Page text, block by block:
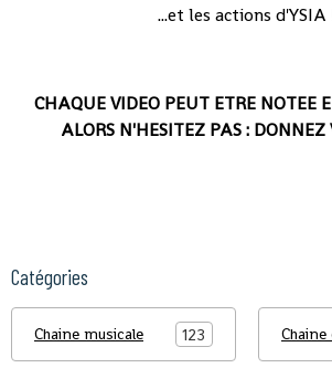
...et les actions d'YSIA
CHAQUE VIDEO PEUT ETRE NOTEE
ALORS N'HESITEZ PAS : DONNEZ
Catégories
Chaine musicale 123